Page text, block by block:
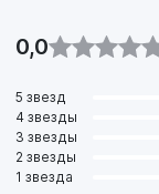
0,0
5 звезд
4 звезды
3 звезды
2 звезды
1 звезда